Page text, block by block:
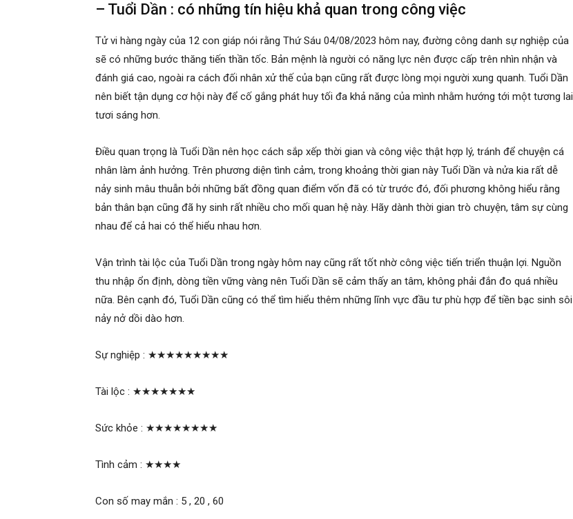
– Tuổi Dần : có những tín hiệu khả quan trong công việc
Tử vi hàng ngày của 12 con giáp nói rằng Thứ Sáu 04/08/2023 hôm nay, đường công danh sự nghiệp của
sẽ có những bước thăng tiến thần tốc. Bản mệnh là người có năng lực nên được cấp trên nhìn nhận và
đánh giá cao, ngoài ra cách đối nhân xử thế của bạn cũng rất được lòng mọi người xung quanh. Tuổi Dần
nên biết tận dụng cơ hội này để cố gắng phát huy tối đa khả năng của mình nhằm hướng tới một tương lai
tươi sáng hơn.
Điều quan trọng là Tuổi Dần nên học cách sắp xếp thời gian và công việc thật hợp lý, tránh để chuyện cá
nhân làm ảnh hưởng. Trên phương diện tình cảm, trong khoảng thời gian này Tuổi Dần và nửa kia rất dễ
nảy sinh mâu thuẫn bởi những bất đồng quan điểm vốn đã có từ trước đó, đối phương không hiểu rằng
bản thân bạn cũng đã hy sinh rất nhiều cho mối quan hệ này. Hãy dành thời gian trò chuyện, tâm sự cùng
nhau để cả hai có thể hiểu nhau hơn.
Vận trình tài lộc của Tuổi Dần trong ngày hôm nay cũng rất tốt nhờ công việc tiến triển thuận lợi. Nguồn
thu nhập ổn định, dòng tiền vững vàng nên Tuổi Dần sẽ cảm thấy an tâm, không phải đắn đo quá nhiều
nữa. Bên cạnh đó, Tuổi Dần cũng có thể tìm hiểu thêm những lĩnh vực đầu tư phù hợp để tiền bạc sinh sôi
nảy nở dồi dào hơn.
Sự nghiệp : ★★★★★★★★★
Tài lộc : ★★★★★★★
Sức khỏe : ★★★★★★★★
Tình cảm : ★★★★
Con số may mắn : 5 , 20 , 60